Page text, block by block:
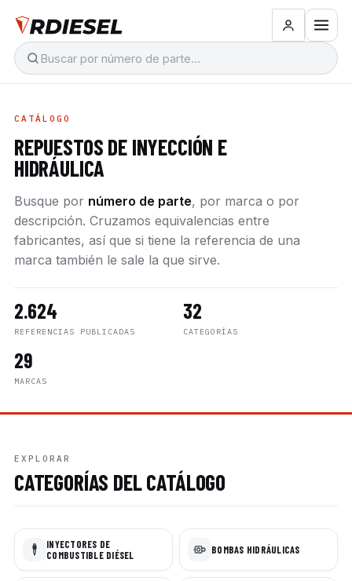
CATÁLOGO
REPUESTOS DE INYECCIÓN E
HIDRÁULICA
Busque por número de parte, por marca o por
descripción. Cruzamos equivalencias entre
fabricantes, así que si tiene la referencia de una
marca también le sale la que sirve.
2.624
REFERENCIAS PUBLICADAS
32
CATEGORÍAS
29
MARCAS
EXPLORAR
CATEGORÍAS DEL CATÁLOGO
INYECTORES DE
COMBUSTIBLE DIÉSEL
BOMBAS HIDRÁULICAS